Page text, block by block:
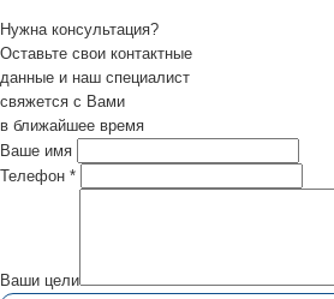
Нужна консультация?
Оставьте свои контактные
данные и наш специалист
свяжется с Вами
в ближайшее время
Ваше имя
Телефон *
Ваши цели